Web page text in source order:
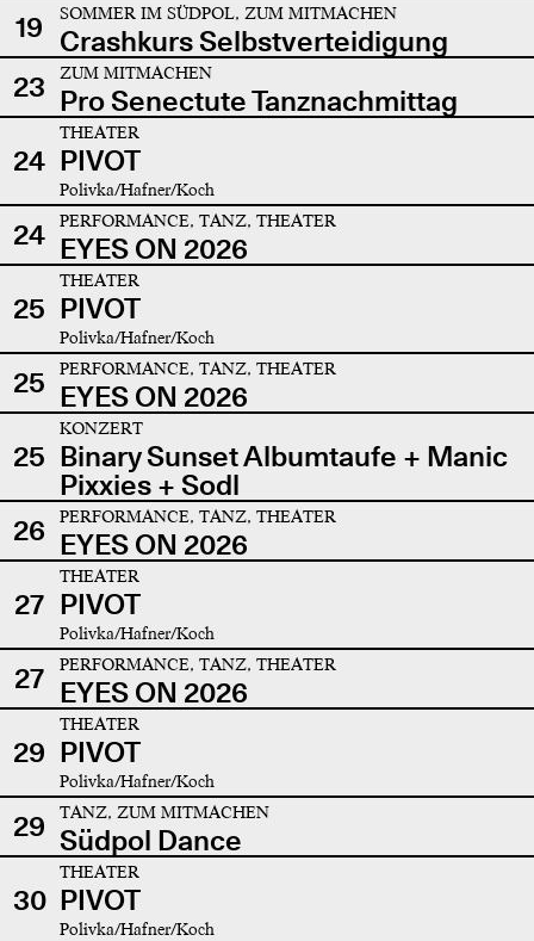
19 SOMMER IM SÜDPOL, ZUM MITMACHEN
Crashkurs Selbstverteidigung
23
ZUM MITMACHEN
Pro Senectute Tanznachmittag
24
THEATER
PIVOT
Polivka/Hafner/Koch
24 PERFORMANCE, TANZ, THEATER
EYES ON 2026
25
THEATER
PIVOT
Polivka/Hafner/Koch
25 PERFORMANCE, TANZ, THEATER
EYES ON 2026
25
KONZERT
Binary Sunset Albumtaufe + Manic
Pixxies + Sodl
26
PERFORMANCE, TANZ, THEATER
EYES ON 2026
27
THEATER
PIVOT
Polivka/Hafner/Koch
27 PERFORMANCE, TANZ, THEATER
EYES ON 2026
29
THEATER
PIVOT
Polivka/Hafner/Koch
29 TANZ, ZUM MITMACHEN
Südpol Dance
30
THEATER
PIVOT
Polivka/Hafner/Koch